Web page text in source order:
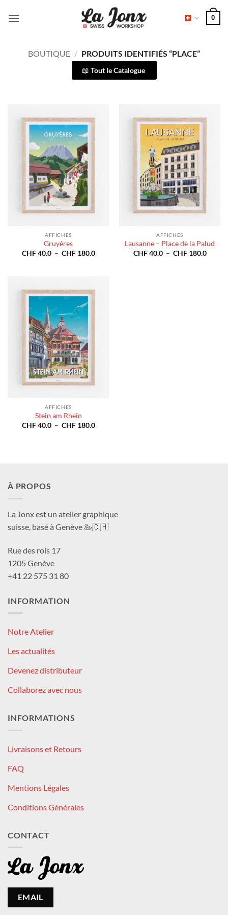
0
BOUTIQUE / PRODUITS IDENTIFIÉS “PLACE”
Tout le Catalogue
AFFICHES
Gruyères
CHF40.0 – CHF180.0Plage
AFFICHES
Lausanne – Place de la Palud
CHF40.0 – CHF180.0Plage
AFFICHES
Stein am Rhein
CHF40.0 – CHF180.0Plage
À PROPOS
La Jonx est un atelier graphique
suisse, basé à Genève 🦢🇨🇭
Rue des rois 17
1205 Genève
+41 22 575 31 80
INFORMATION
Notre Atelier
Les actualités
Devenez distributeur
Collaborez avec nous
INFORMATIONS
Livraisons et Retours
FAQ
Mentions Légales
Conditions Générales
CONTACT
EMAIL